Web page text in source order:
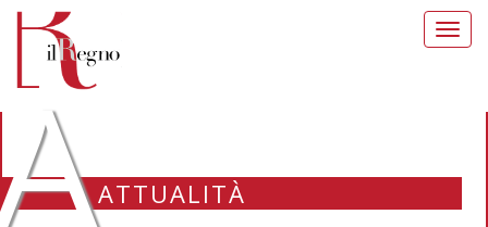
ATTUALITÀ